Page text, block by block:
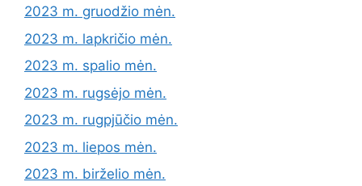
2023 m. gruodžio mėn.
2023 m. lapkričio mėn.
2023 m. spalio mėn.
2023 m. rugsėjo mėn.
2023 m. rugpjūčio mėn.
2023 m. liepos mėn.
2023 m. birželio mėn.